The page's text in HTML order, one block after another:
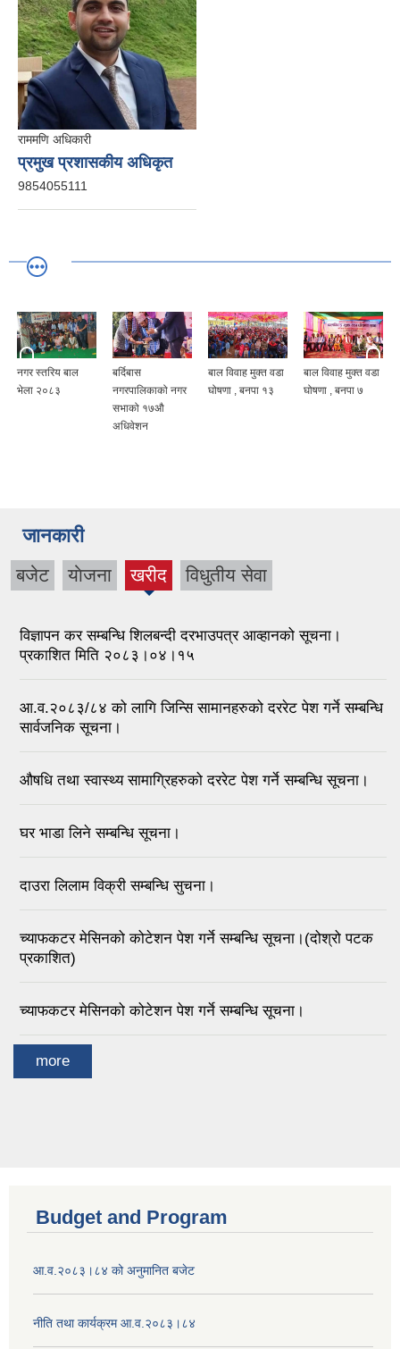
राममणि अधिकारी
प्रमुख प्रशासकीय अधिकृत
9854055111
नगर स्तरिय बाल
भेला २०८३
बर्दिबास
नगरपालिकाको नगर
सभाको १७औ
अधिवेशन
बाल विवाह मुक्त वडा
घोषणा , बनपा १३
बाल विवाह मुक्त वडा
घोषणा , बनपा ७
जानकारी
बजेट याेजना खरीद
(active
विधुतीय सेवा
विज्ञापन कर सम्बन्धि शिलबन्दी दरभाउपत्र आव्हानको सूचना।
प्रकाशित मिति २०८३।०४।१५
आ.व.२०८३/८४ को लागि जिन्सि सामानहरुको दररेट पेश गर्ने सम्बन्धि
सार्वजनिक सूचना।
औषधि तथा स्वास्थ्य सामाग्रिहरुको दररेट पेश गर्ने सम्बन्धि सूचना।
घर भाडा लिने सम्बन्धि सूचना।
दाउरा लिलाम विक्री सम्बन्धि सुचना।
च्याफकटर मेसिनको कोटेशन पेश गर्ने सम्बन्धि सूचना।(दोश्रो पटक
प्रकाशित)
च्याफकटर मेसिनको कोटेशन पेश गर्ने सम्बन्धि सूचना।
more
Budget and Program
आ.व.२०८३।८४ को अनुमानित बजेट
नीति तथा कार्यक्रम आ.व.२०८३।८४